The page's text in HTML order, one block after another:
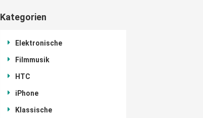
Kategorien
Elektronische
Filmmusik
HTC
iPhone
Klassische